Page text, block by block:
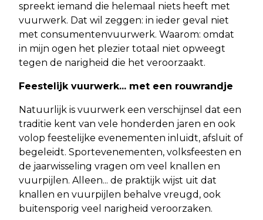
spreekt iemand die helemaal niets heeft met
vuurwerk. Dat wil zeggen: in ieder geval niet
met consumentenvuurwerk. Waarom: omdat
in mijn ogen het plezier totaal niet opweegt
tegen de narigheid die het veroorzaakt.
Feestelijk vuurwerk... met een rouwrandje
Natuurlijk is vuurwerk een verschijnsel dat een
traditie kent van vele honderden jaren en ook
volop feestelijke evenementen inluidt, afsluit of
begeleidt. Sportevenementen, volksfeesten en
de jaarwisseling vragen om veel knallen en
vuurpijlen. Alleen... de praktijk wijst uit dat
knallen en vuurpijlen behalve vreugd, ook
buitensporig veel narigheid veroorzaken.